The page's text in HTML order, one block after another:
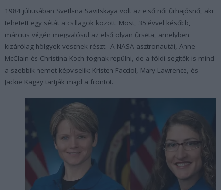
1984 júliusában Svetlana Savitskaya volt az első női űrhajósnő, aki
tehetett egy sétát a csillagok között. Most, 35 évvel később,
március végén megvalósul az első olyan űrséta, amelyben
kizárólag hölgyek vesznek részt. A NASA asztronautái, Anne
McClain és Christina Koch fognak repülni, de a földi segítők is mind
a szebbik nemet képviselik: Kristen Facciol, Mary Lawrence, és
Jackie Kagey tartják majd a frontot.